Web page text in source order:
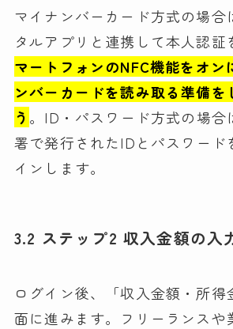
マイナンバーカード方式の場合
タルアプリと連携して本人認証
マートフォンのNFC機能をオン
ンバーカードを読み取る準備を
う 。ID・パスワード方式の場合
署で発行されたIDとパスワード
インします。
3.2 ステップ2 収入金額の入
ログイン後、「収入金額・所得
面に進みます。フリーランスや